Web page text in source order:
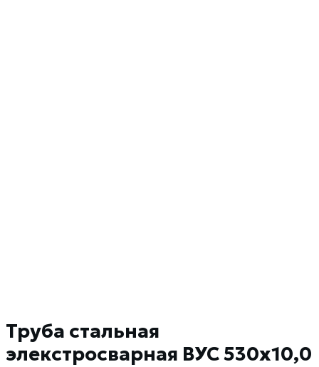
Труба стальная
элекстросварная ВУС 530х10,0